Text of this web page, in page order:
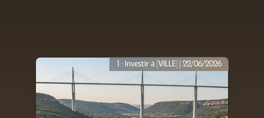
1 - Investir à [VILLE] | 22/06/2026